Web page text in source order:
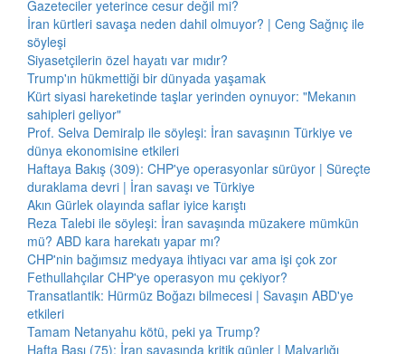
Gazeteciler yeterince cesur değil mi?
İran kürtleri savaşa neden dahil olmuyor? | Ceng Sağnıç ile
söyleşi
Siyasetçilerin özel hayatı var mıdır?
Trump'ın hükmettiği bir dünyada yaşamak
Kürt siyasi hareketinde taşlar yerinden oynuyor: "Mekanın
sahipleri geliyor"
Prof. Selva Demiralp ile söyleşi: İran savaşının Türkiye ve
dünya ekonomisine etkileri
Haftaya Bakış (309): CHP'ye operasyonlar sürüyor | Süreçte
duraklama devri | İran savaşı ve Türkiye
Akın Gürlek olayında saflar iyice karıştı
Reza Talebi ile söyleşi: İran savaşında müzakere mümkün
mü? ABD kara harekatı yapar mı?
CHP'nin bağımsız medyaya ihtiyacı var ama işi çok zor
Fethullahçılar CHP'ye operasyon mu çekiyor?
Transatlantik: Hürmüz Boğazı bilmecesi | Savaşın ABD'ye
etkileri
Tamam Netanyahu kötü, peki ya Trump?
Hafta Başı (75): İran savaşında kritik günler | Malvarlığı